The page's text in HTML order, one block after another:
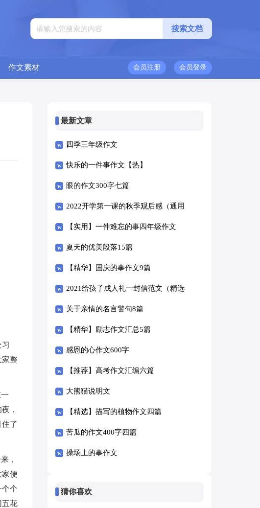
作文素材 会员登录
会员注册
家整
，
了
，
便
个
花
最新文章
四季三年级作文
快乐的一件事作文【热】
眼的作文300字七篇
2022开学第一课的秋季观后感（通用
14篇）
【实用】一件难忘的事四年级作文
300字3篇
夏天的优美段落15篇
【精华】国庆的事作文9篇
2021给孩子成人礼一封信范文（精选
6篇）
关于亲情的名言警句8篇
【精华】励志作文汇总5篇
感恩的心作文600字
【推荐】高考作文汇编六篇
大熊猫说明文
【精选】描写的植物作文四篇
苦瓜的作文400字四篇
操场上的事作文
猜你喜欢